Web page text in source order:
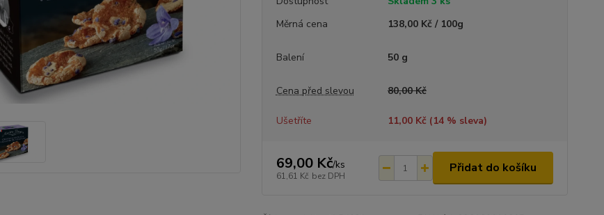
Měrná cena
138,00 Kč / 100g
Balení 50 g
Cena před slevou 80,00 Kč
Ušetříte 11,00 Kč (14% sleva)
69,00 Kč/ks
61,61 Kč bez DPH
Přidat do košíku